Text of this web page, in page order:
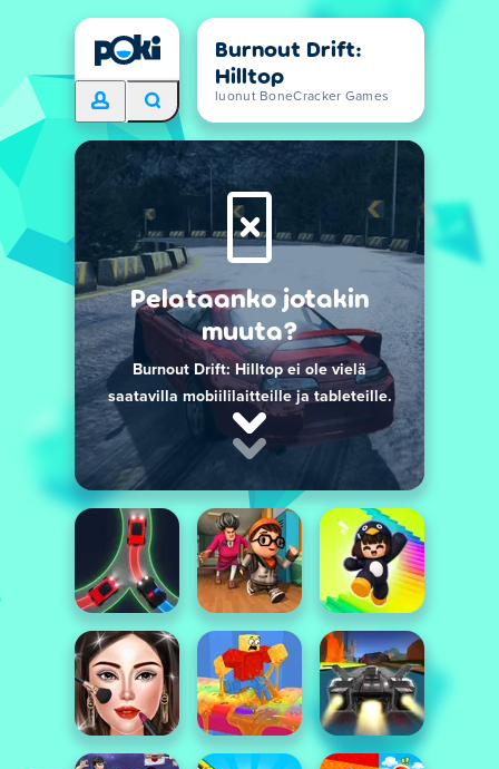
Burnout Drift:
Hilltop
luonut BoneCracker Games
Pelataanko jotakin
muuta?
Burnout Drift: Hilltop ei ole vielä
saatavilla mobiililaitteille ja tableteille.